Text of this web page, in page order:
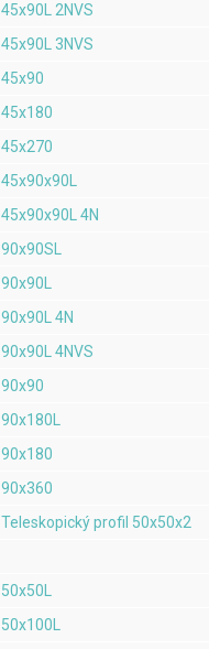
45x90L 2NVS
45x90L 3NVS
45x90
45x180
45x270
45x90x90L
45x90x90L 4N
90x90SL
90x90L
90x90L 4N
90x90L 4NVS
90x90
90x180L
90x180
90x360
Teleskopický profil 50x50x2
50x50L
50x100L